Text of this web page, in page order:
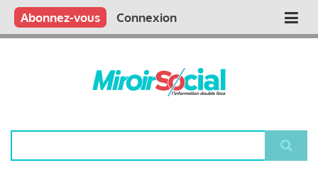
Aller
contenu
Main
Qui sommes nous ?
Vous publiez
Nous publions
Contactez-nous
Abonnez-vous Connexion